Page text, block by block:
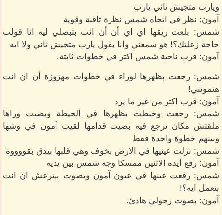
ويارب متجيش تاني يارب
آمون: نظر في اتجاه شمس نظرة ثاقبة وقوية
شمس: بلعت ريقها اي اي أن أن انت بتبصلي ليه انا قولت
حاجة زعلتك؟! هو سمعني وانا بقول يارب متجيش تاني ولا ايه
آمون: قرب ناحية شمس اكتر في خطوات ثابتة.
شمس: رجعت بظهرها لوراء في خطوات مهزوزة أن ان انت
هتموتني!
آمون: قرب اكتر من غير ما يرد
شمس: رجعت وخبطت بظهرها في الحيطة وبصيت وراها
ملقتش مكان ترجع فيه بصيت قدامها لقيت آمون في وشها
وبينهم خطوة واحدة فقط
شمس: نزلت عينيها في الارض بخوف وهي قلبها بيدق بقووووة
آمون: رفع أيده الاتنين ممسكا وجه شمس بين يديه
شمس: رفعت عينها في عيون آمون وبصوت بيترعش ان انت
بتعمل ايه؟!
آمون: بصوت رجولي هادئ.